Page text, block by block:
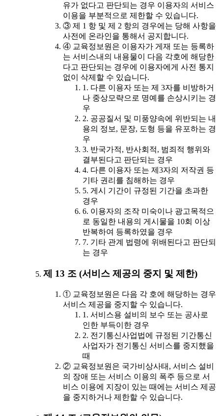
유가 없다고 판단되는 경우 이용자의 서비스
이용을 부분적으로 제한할 수 있습니다.
③ 제 1 항 및 제 2 항의 경우에는 당해 사항을
사전에 온라인을 통해서 공지합니다.
④ 교육정보원은 이용자가 게재 또는 등록하
는 서비스내의 내용물이 다음 각호에 해당한
다고 판단되는 경우에 이용자에게 사전 통지
없이 삭제할 수 있습니다.
1. 다른 이용자 또는 제 3자를 비방하거
나 중상모략으로 명예를 손상시키는 경
우
2. 공공질서 및 미풍양속에 위반되는 내
용의 정보, 문장, 도형 등을 유포하는 경
우
3. 반국가적, 반사회적, 범죄적 행위와
결부된다고 판단되는 경우
4. 다른 이용자 또는 제3자의 저작권 등
기타 권리를 침해하는 경우
5. 게시 기간이 규정된 기간을 초과한
경우
6. 이용자의 조작 미숙이나 광고목적으
로 동일한 내용의 게시물을 10회 이상
반복하여 등록하였을 경우
7. 기타 관계 법령에 위배된다고 판단되
는 경우
제 13 조 (서비스 제공의 중지 및 제한)
① 교육정보원은 다음 각 호에 해당하는 경우
서비스 제공을 중지할 수 있습니다.
1. 서비스용 설비의 보수 또는 공사로
인한 부득이한 경우
2. 전기통신사업법에 규정된 기간통신
사업자가 전기통신 서비스를 중지했을
때
② 교육정보원은 국가비상사태, 서비스 설비
의 장애 또는 서비스 이용의 폭주 등으로 서
비스 이용에 지장이 있는 때에는 서비스 제공
을 중지하거나 제한할 수 있습니다.